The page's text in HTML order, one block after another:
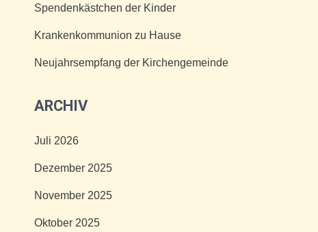
Spendenkästchen der Kinder
Krankenkommunion zu Hause
Neujahrsempfang der Kirchengemeinde
ARCHIV
Juli 2026
Dezember 2025
November 2025
Oktober 2025